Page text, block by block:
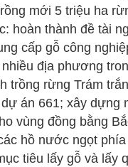
mới 5 triệu ha
hoàn thành đề tài
cấp gỗ công
địa phương
trồng rừng Trám
án 661; xây dựng
vùng đồng bằng
hồ nước ngọt
tiêu lấy gỗ và lấy